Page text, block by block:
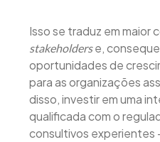
Isso se traduz em maior
stakeholderse,
oportunidades de
para as organizações
disso, investir em uma
qualificada com o
consultivos experientes